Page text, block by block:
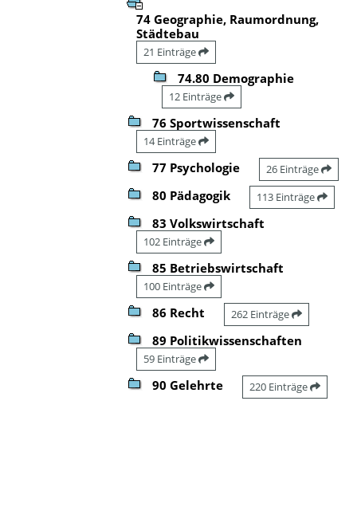
74 Geographie, Raumordnung,
Städtebau
21 Einträge
74.80 Demographie
12 Einträge
76 Sportwissenschaft
14 Einträge
77 Psychologie 26 Einträge
80 Pädagogik 113 Einträge
83 Volkswirtschaft
102 Einträge
85 Betriebswirtschaft
100 Einträge
86 Recht 262 Einträge
89 Politikwissenschaften
59 Einträge
90 Gelehrte 220 Einträge